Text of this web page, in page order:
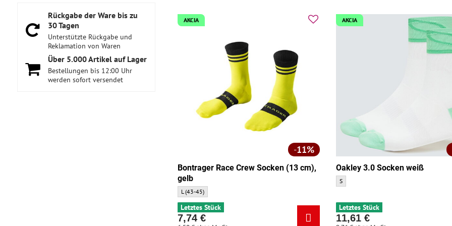
11%
AKCIA
Bontrager Race Crew Socken (13 cm),
gelb
Bontrager Race Crew Socken (13 cm), gelb - Größe:
L (43-45)
Letztes Stück
7,74 €
AKCIA
Oakley 3.0 Socken weiß
Oakley 3.0 Socken weiß - Größe:
S
Letztes Stück
11,61 €
Rückgabe der Ware bis zu
30 Tagen
Unterstützte Rückgabe und
Reklamation von Waren
Über 5​.000 Artikel auf Lager
Bestellungen bis 12:00 Uhr
werden sofort versendet